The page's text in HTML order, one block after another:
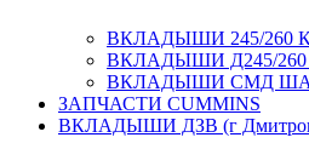
ВКЛАДЫШИ 245/260
ВКЛАДЫШИ Д245/
ВКЛАДЫШИ СМД
ЗАПЧАСТИ CUMMINS
ВКЛАДЫШИ ДЗВ (г